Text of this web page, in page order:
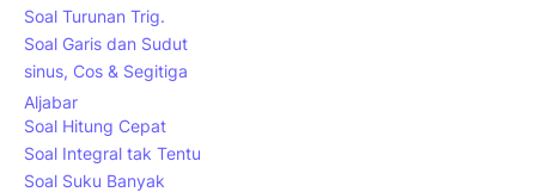
Soal Turunan Trig.
Soal Garis dan Sudut
sinus, Cos & Segitiga
Aljabar
Soal Hitung Cepat
Soal Integral tak Tentu
Soal Suku Banyak